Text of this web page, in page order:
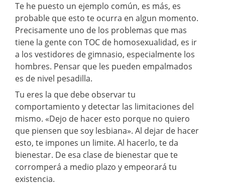
Te he puesto un ejemplo común, es más, es
probable que esto te ocurra en algun momento.
Precisamente uno de los problemas que mas
tiene la gente con TOC de homosexualidad, es ir
a los vestidores de gimnasio, especialmente los
hombres. Pensar que les pueden empalmados
es de nivel pesadilla.
Tu eres la que debe observar tu
comportamiento y detectar las limitaciones del
mismo. «Dejo de hacer esto porque no quiero
que piensen que soy lesbiana». Al dejar de hacer
esto, te impones un limite. Al hacerlo, te da
bienestar. De esa clase de bienestar que te
corromperá a medio plazo y empeorará tu
existencia.